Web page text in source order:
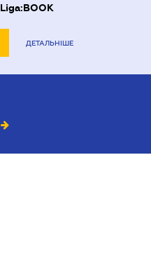
Liga:BOOK
ДЕТАЛЬНІШЕ